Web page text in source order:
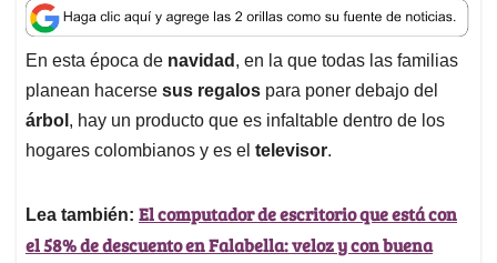
a
t
s
A
p
p
c
e
b
o
o
k
n
k
e
d
I
n
a
i
l
r
e
a
d
s
En esta época de navidad , en la que todas las familias
planean hacerse sus regalos para poner debajo del
árbol , hay un producto que es infaltable dentro de los
hogares colombianos y es el televisor.
Lea también: El computador de escritorio que está con
el 58% de descuento en Falabella: veloz y con buena